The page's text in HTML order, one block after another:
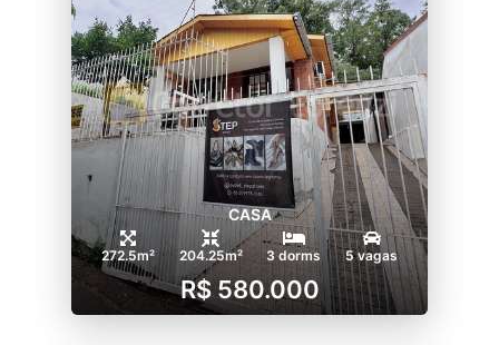
CASA
272.5m² 204.25m² 3 dorms 5 vagas
R$ 580.000